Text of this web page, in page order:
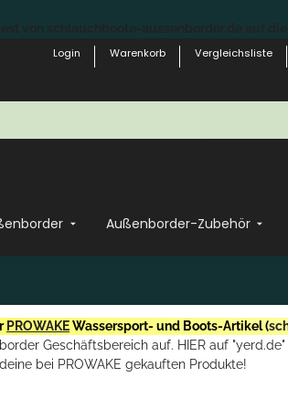
Login
Warenkorb Vergleichsliste
Außenborder-Zubehör
PROWAKEWassersport- und Boots-Artikel (
Geschäftsbereich auf. HIER auf
deine bei PROWAKE gekauften Produkte!